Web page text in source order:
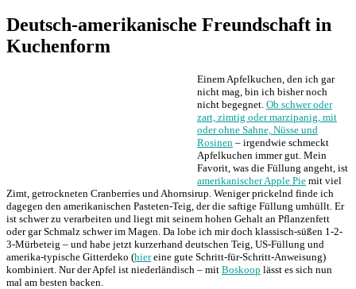
Deutsch-amerikanische Freundschaft in
Kuchenform
Einem Apfelkuchen, den ich gar
nicht mag, bin ich bisher noch
nicht begegnet. Ob schwer oder
zart, zimtig oder marzipanig, mit
oder ohne Sahne, Nüsse und
Rosinen – irgendwie schmeckt
Apfelkuchen immer gut. Mein
Favorit, was die Füllung angeht, ist
amerikanischer Apple Pie mit viel
Zimt, getrockneten Cranberries und Ahornsirup. Weniger prickelnd finde ich
dagegen den amerikanischen Pasteten-Teig, der die saftige Füllung umhüllt. Er
ist schwer zu verarbeiten und liegt mit seinem hohen Gehalt an Pflanzenfett
oder gar Schmalz schwer im Magen. Da lobe ich mir doch klassisch-süßen 1-2-
3-Mürbeteig – und habe jetzt kurzerhand deutschen Teig, US-Füllung und
amerika-typische Gitterdeko (hiereine gute Schritt-für-Schritt-Anweisung)
kombiniert. Nur der Apfel ist niederländisch – mit Boskoop lässt es sich nun
mal am besten backen.